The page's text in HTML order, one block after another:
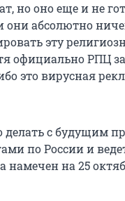
но оно еще и не
они абсолютно
эту
официально РПЦ
это вирусная
делать с будущим
по России и
намечен на 25